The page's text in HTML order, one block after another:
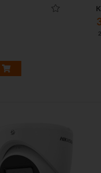
- przesyłanie audio i wideo